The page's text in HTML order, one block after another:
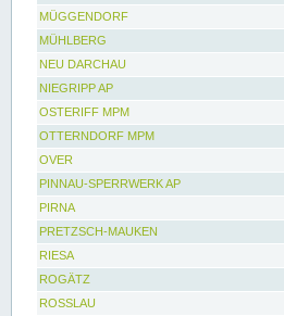
MÜGGENDORF
MÜHLBERG
NEU DARCHAU
NIEGRIPP AP
OSTERIFF MPM
OTTERNDORF MPM
OVER
PINNAU-SPERRWERK AP
PIRNA
PRETZSCH-MAUKEN
RIESA
ROGÄTZ
ROSSLAU